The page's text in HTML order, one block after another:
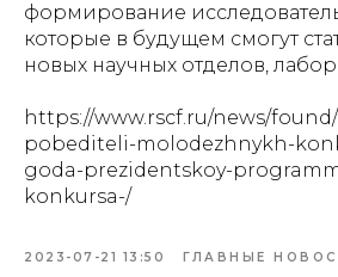
формирование
которые в будущем смогут
новых научных отделов,
https://www.rscf.ru/news/
pobediteli-molodezhnykh-
goda-prezidentskoy-
konkursa-/
2023-07-21 13:50 ГЛАВНЫЕ